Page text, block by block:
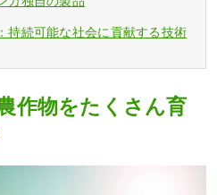
持続可能な社会に貢献する技術
作物をたくさん育